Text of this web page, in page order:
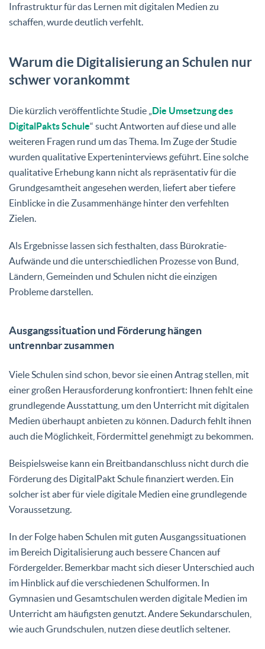
Infrastruktur für das Lernen mit digitalen Medien zu
schaffen, wurde deutlich verfehlt.
Warum die Digitalisierung an Schulen nur
schwer vorankommt
Die kürzlich veröffentlichte Studie „Die Umsetzung des
DigitalPakts Schule“ sucht Antworten auf diese und alle
weiteren Fragen rund um das Thema. Im Zuge der Studie
wurden qualitative Experteninterviews geführt. Eine solche
qualitative Erhebung kann nicht als repräsentativ für die
Grundgesamtheit angesehen werden, liefert aber tiefere
Einblicke in die Zusammenhänge hinter den verfehlten
Zielen.
Als Ergebnisse lassen sich festhalten, dass Bürokratie-
Aufwände und die unterschiedlichen Prozesse von Bund,
Ländern, Gemeinden und Schulen nicht die einzigen
Probleme darstellen.
Ausgangssituation und Förderung hängen
untrennbar zusammen
Viele Schulen sind schon, bevor sie einen Antrag stellen, mit
einer großen Herausforderung konfrontiert: Ihnen fehlt eine
grundlegende Ausstattung, um den Unterricht mit digitalen
Medien überhaupt anbieten zu können. Dadurch fehlt ihnen
auch die Möglichkeit, Fördermittel genehmigt zu bekommen.
Beispielsweise kann ein Breitbandanschluss nicht durch die
Förderung des DigitalPakt Schule finanziert werden. Ein
solcher ist aber für viele digitale Medien eine grundlegende
Voraussetzung.
In der Folge haben Schulen mit guten Ausgangssituationen
im Bereich Digitalisierung auch bessere Chancen auf
Fördergelder. Bemerkbar macht sich dieser Unterschied auch
im Hinblick auf die verschiedenen Schulformen. In
Gymnasien und Gesamtschulen werden digitale Medien im
Unterricht am häufigsten genutzt. Andere Sekundarschulen,
wie auch Grundschulen, nutzen diese deutlich seltener.